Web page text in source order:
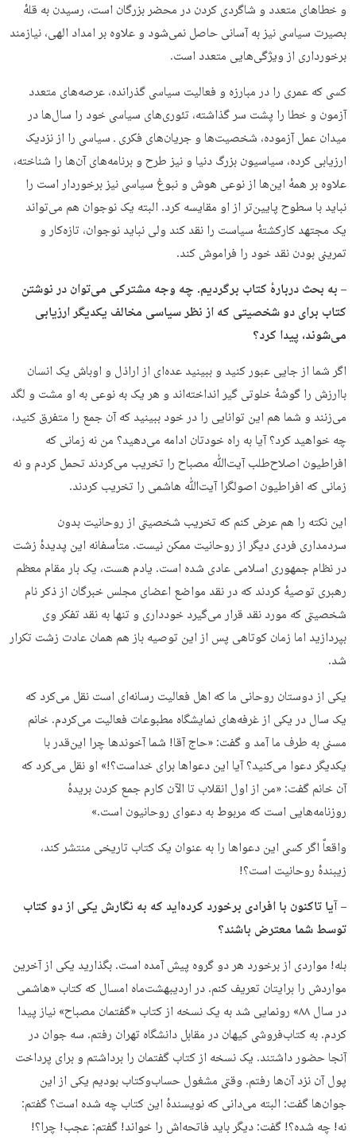
و خطاهای متعدد و شاگردی کردن در محضر بزرگان است، رسیدن به قلهٔ
بصیرت سیاسی نیز به آسانی حاصل نمی‌شود و علاوه بر امداد الهی، نیازمند
برخورداری از ویژگی‌هایی متعدد است.
کسی که عمری را در مبارزه و فعالیت سیاسی گذرانده، عرصه‌های متعدد
آزمون و خطا را پشت سر گذاشته، تئوری‌های سیاسی خود را سال‌ها در
میدان عمل آزموده، شخصیت‌ها و جریان‌های فکری ـ سیاسی را از نزدیک
ارزیابی کرده، سیاسیون بزرگ دنیا و نیز طرح و برنامه‌های آن‌ها را شناخته،
علاوه بر همهٔ این‌ها از نوعی هوش و نبوغ سیاسی نیز برخوردار است را
نباید با سطوح پایین‌تر از او مقایسه کرد. البته یک نوجوان هم می‌تواند
یک مجتهد کارکشتهٔ سیاست را نقد کند ولی نباید نوجوان، تازه‌کار و
تمرینی بودن نقد خود را فراموش کند.
– به بحث دربارهٔ کتاب برگردیم. چه وجه مشترکی می‌توان در نوشتن
کتاب برای دو شخصیتی که از نظر سیاسی مخالف یکدیگر ارزیابی
می‌شوند، پیدا کرد؟
اگر شما از جایی عبور کنید و ببینید عده‌ای از اراذل و اوباش یک انسان
باارزش را گوشهٔ خلوتی گیر انداخته‌اند و هر یک به نوعی به او مشت و لگد
می‌زنند و شما هم این توانایی را در خود ببینید که آن جمع را متفرق کنید،
چه خواهید کرد؟ آیا به راه خودتان ادامه می‌دهید؟ من نه زمانی که
افراطیون اصلاح‌طلب آیت‌ﷲ مصباح را تخریب می‌کردند تحمل کردم و نه
زمانی که افراطیون اصولگرا آیت‌ﷲ هاشمی را تخریب کردند.
این نکته را هم عرض کنم که تخریب شخصیتی از روحانیت بدون
سردمداری فردی دیگر از روحانیت ممکن نیست. متأسفانه این پدیدهٔ زشت
در نظام جمهوری اسلامی عادی شده است. یادم هست، یک بار مقام معظم
رهبری توصیهٔ کردند که در نقد مواضع اعضای مجلس خبرگان از ذکر نام
شخصیتی که مورد نقد قرار می‌گیرد خودداری و تنها به نقد تفکر وی
بپردازید اما زمان کوتاهی پس از این توصیه باز هم همان عادت زشت تکرار
شد.
یکی از دوستان روحانی ما که اهل فعالیت رسانه‌ای است نقل می‌کرد که
یک سال در یکی از غرفه‌های نمایشگاه مطبوعات فعالیت می‌کردم. خانم
مسنی به طرف ما آمد و گفت: «حاج آقا! شما آخوندها چرا این‌قدر با
یکدیگر دعوا می‌کنید؟ آیا این دعواها برای خداست؟!» او نقل می‌کرد که
آن خانم گفت: «من از اول انقلاب تا الآن کارم جمع کردن بریدهٔ
روزنامه‌هایی است که مربوط به دعوای روحانیون است.»
واقعاً اگر کسی این دعواها را به عنوان یک کتاب تاریخی منتشر کند،
زیبندهٔ روحانیت است؟!
– آیا تاکنون با افرادی برخورد کرده‌اید که به نگارش یکی از دو کتاب
توسط شما معترض باشند؟
بله! مواردی از برخورد هر دو گروه پیش آمده است. بگذارید یکی از آخرین
مواردش را برایتان تعریف کنم. در اردیبهشت‌ماه امسال که کتاب «هاشمی
در سال ۸۸» رونمایی شد به یک نسخه از کتاب «گفتمان مصباح» نیاز پیدا
کردم. به کتاب‌فروشی کیهان در مقابل دانشگاه تهران رفتم. سه جوان در
آنجا حضور داشتند. یک نسخه از کتاب گفتمان را برداشتم و برای پرداخت
پول آن نزد آن‌ها رفتم. وقتی مشغول حساب‌وکتاب بودیم یکی از این
جوان‌ها گفت: البته می‌دانی که نویسندهٔ این کتاب چه شده است؟ گفتم:
نه! چه شده؟! گفت: دیگر باید فاتحه‌اش را خواند! گفتم: عجب! چرا؟!